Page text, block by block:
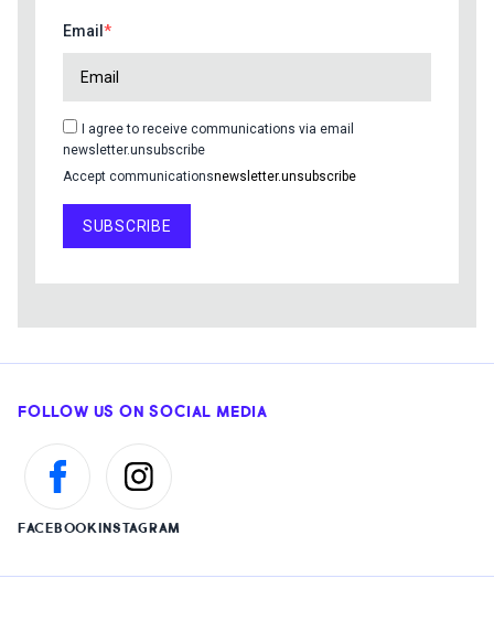
Email
I agree to receive communications via email
newsletter.unsubscribe
Accept communicationsnewsletter.unsubscribe
SUBSCRIBE
FOLLOW US ON SOCIAL MEDIA
FACEBOOKINSTAGRAM